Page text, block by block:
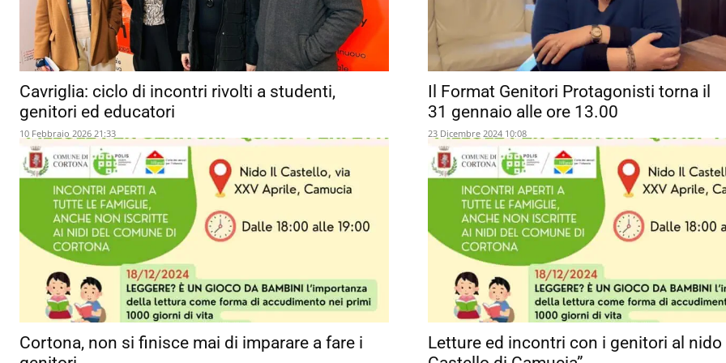
Cavriglia: ciclo di incontri rivolti a studenti,
genitori ed educatori
10 Febbraio 2026 21:33
Il Format Genitori Protagonisti torna il
31 gennaio alle ore 13.00
23 Dicembre 2024 10:08
Cortona, non si finisce mai di imparare a fare i
Letture ed incontri con i genitori al nido